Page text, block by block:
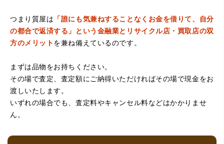
（京都府亀岡市）他店舗にも行きましたが、対応の方があ
まりお売りしたくないと思ったので、やめました。こちら
は電話対応からも誠実な印象でしたので、こちらでお売り
しようと思っておりました。この度はありがとうございま
す。
つまり質屋は 「誰にも気兼ねすることなくお金を借りて、自分
の都合で返済する」という金融業とリサイクル店・買取店の双
方のメリットを兼ね備えているのです。
まずは品物をお持ちください。
その場で査定、査定額にご納得いただければその場で現金をお
渡しいたします。
いずれの場合でも、査定料やキャンセル料などはかかりませ
ん。